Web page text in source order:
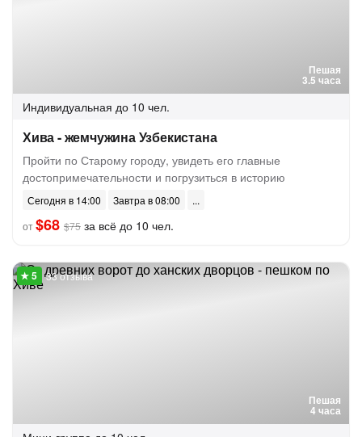
Пешая
3.5 часа
Индивидуальная до 10 чел.
Хива - жемчужина Узбекистана
Пройти по Старому городу, увидеть его главные
достопримечательности и погрузиться в историю
Сегодня в 14:00
Завтра в 08:00
от$68 $75 за всё до 10 чел.
Пешая
4 часа
33 отзыва